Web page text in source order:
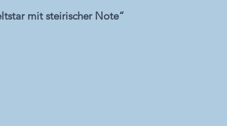
mit steirischer Note“